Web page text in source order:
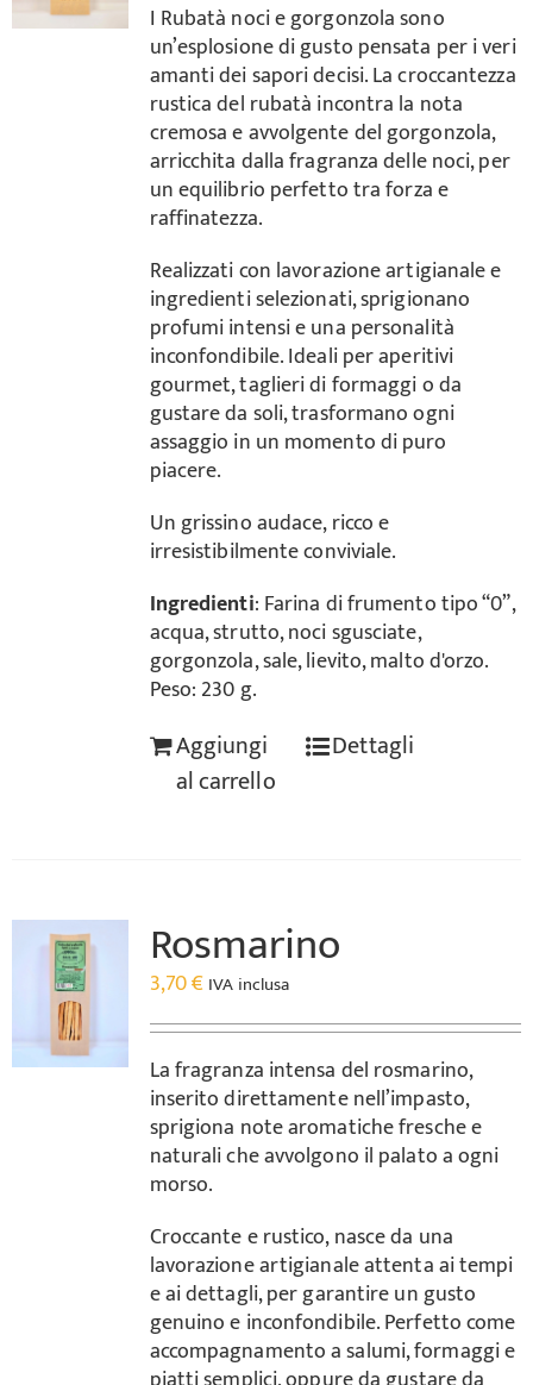
I Rubatà noci e gorgonzola sono
un’esplosione di gusto pensata per i veri
amanti dei sapori decisi. La croccantezza
rustica del rubatà incontra la nota
cremosa e avvolgente del gorgonzola,
arricchita dalla fragranza delle noci, per
un equilibrio perfetto tra forza e
raffinatezza.
Realizzati con lavorazione artigianale e
ingredienti selezionati, sprigionano
profumi intensi e una personalità
inconfondibile. Ideali per aperitivi
gourmet, taglieri di formaggi o da
gustare da soli, trasformano ogni
assaggio in un momento di puro
piacere.
Un grissino audace, ricco e
irresistibilmente conviviale.
Ingredienti: Farina di frumento tipo “0”,
acqua, strutto, noci sgusciate,
gorgonzola, sale, lievito, malto d'orzo.
Peso: 230 g.
Aggiungi
al carrello
Dettagli
Rosmarino
3,70€ IVA inclusa
La fragranza intensa del rosmarino,
inserito direttamente nell’impasto,
sprigiona note aromatiche fresche e
naturali che avvolgono il palato a ogni
morso.
Croccante e rustico, nasce da una
lavorazione artigianale attenta ai tempi
e ai dettagli, per garantire un gusto
genuino e inconfondibile. Perfetto come
accompagnamento a salumi, formaggi e